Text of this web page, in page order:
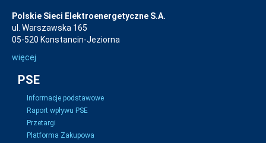
Polskie Sieci Elektroenergetyczne S.A.
ul. Warszawska 165
05-520 Konstancin-Jeziorna
więcej
PSE
Informacje podstawowe
Raport wpływu PSE
Przetargi
Platforma Zakupowa